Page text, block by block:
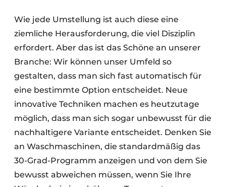
Wie jede Umstellung ist auch diese eine
ziemliche Herausforderung, die viel Disziplin
erfordert. Aber das ist das Schöne an unserer
Branche: Wir können unser Umfeld so
gestalten, dass man sich fast automatisch für
eine bestimmte Option entscheidet. Neue
innovative Techniken machen es heutzutage
möglich, dass man sich sogar unbewusst für die
nachhaltigere Variante entscheidet. Denken Sie
an Waschmaschinen, die standardmäßig das
30-Grad-Programm anzeigen und von dem Sie
bewusst abweichen müssen, wenn Sie Ihre